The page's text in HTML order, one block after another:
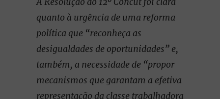
quanto à urgência de uma reforma
política que “reconheça as
desigualdades de oportunidades” e,
também, a necessidade de “propor
mecanismos que garantam a efetiva
representação da classe trabalhadora